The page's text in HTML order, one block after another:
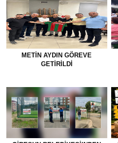
METİN AYDIN GÖREVE
GETİRİLDİ